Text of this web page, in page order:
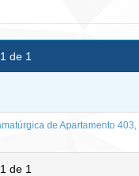
de 1
de Apartamento 403,
de 1